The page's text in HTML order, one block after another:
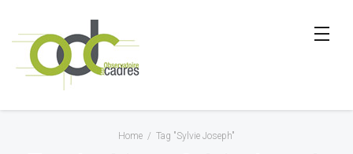
Home / Tag "Sylvie Joseph"